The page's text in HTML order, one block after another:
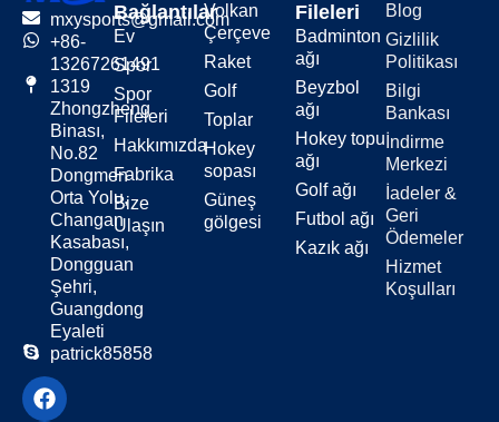
mxysports@gmail.com
+86-
13267261491
1319
Zhongzheng
Binası,
No.82
Dongmen
Orta Yolu,
Changan
Kasabası,
Dongguan
Şehri,
Guangdong
Eyaleti
patrick85858
Bağlantılar
Ev
Spor
Spor
Fileleri
Hakkımızda
Fabrika
Bize
Ulaşın
Volkan
Çerçeve
Raket
Golf
Toplar
Hokey
sopası
Güneş
gölgesi
Fileleri
Badminton
ağı
Beyzbol
ağı
Hokey topu
ağı
Golf ağı
Futbol ağı
Kazık ağı
Blog
Gizlilik
Politikası
Bilgi
Bankası
İndirme
Merkezi
İadeler &
Geri
Ödemeler
Hizmet
Koşulları